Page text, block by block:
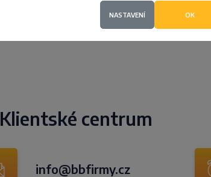
NASTAVENÍ OK
Klientské centrum
info@bbfirmy.cz